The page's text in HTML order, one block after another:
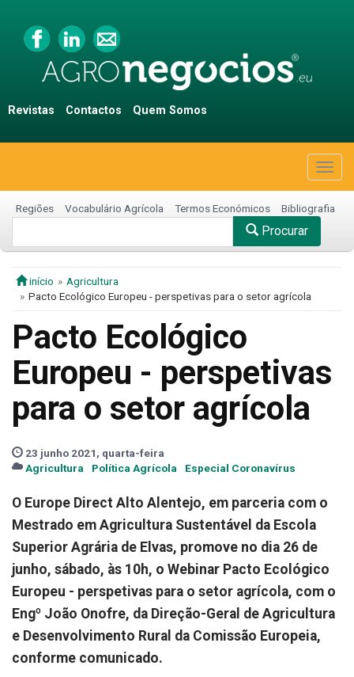
Revistas Contactos Quem Somos
Regiões Vocabulário Agrícola Termos Económicos Bibliografia
Procurar
início
Agricultura
Pacto Ecológico Europeu - perspetivas para o setor agrícola
Pacto Ecológico
Europeu - perspetivas
para o setor agrícola
23 junho 2021, quarta-feira
Agricultura
Política Agrícola Especial Coronavírus
O Europe Direct Alto Alentejo, em parceria com o
Mestrado em Agricultura Sustentável da Escola
Superior Agrária de Elvas, promove no dia 26 de
junho, sábado, às 10h, o Webinar Pacto Ecológico
Europeu - perspetivas para o setor agrícola, com o
Engº João Onofre, da Direção-Geral de Agricultura
e Desenvolvimento Rural da Comissão Europeia,
conforme comunicado.